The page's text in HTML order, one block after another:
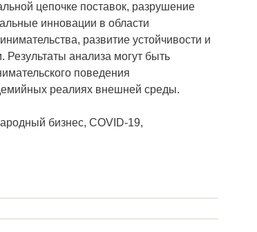
цепочке поставок, разрушение
инновации в области
развитие устойчивости и
анализа могут быть
поведения
реалиях внешней среды.
бизнес, COVID-19,